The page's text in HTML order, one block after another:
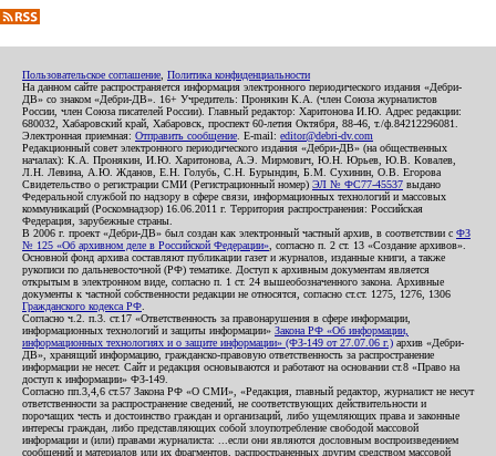
Пользовательское соглашение Политика конфиденциальности
На данном сайте распространяется информация электронного периодического издания «Дебри-
ДВ» со знаком «Дебри-ДВ». 16+ Учредитель: Пронякин К.А. (член Союза журналистов
России, член Союза писателей России). Главный редактор: Харитонова И.Ю. Адрес редакции:
680032, Хабаровский край, Хабаровск, проспект 60-летия Октября, 88-46, т./ф.84212296081.
Электронная приемная: Отправить сообщение . E-mail: editor@debri-dv.com
Редакционный совет электронного периодического издания «Дебри-ДВ» (на общественных
началах): К.А. Пронякин, И.Ю. Харитонова, А.Э. Мирмович, Ю.Н. Юрьев, Ю.В. Ковалев,
Л.Н. Левина, А.Ю. Жданов, Е.Н. Голубь, С.Н. Бурындин, Б.М. Сухинин, О.В. Егорова
Свидетельство о регистрации СМИ (Регистрационный номер) ЭЛ № ФС77-45537 выдано
Федеральной службой по надзору в сфере связи, информационных технологий и массовых
коммуникаций (Роскомнадзор) 16.06.2011 г. Территория распространения: Российская
Федерация, зарубежные страны.
В 2006 г. проект «Дебри-ДВ» был создан как электронный частный архив, в соответствии с ФЗ
№ 125 «Об архивном деле в Российской Федерации» , согласно п. 2 ст. 13 «Создание архивов».
Основной фонд архива составляют публикации газет и журналов, изданные книги, а также
рукописи по дальневосточной (РФ) тематике. Доступ к архивным документам является
открытым в электронном виде, согласно п. 1 ст. 24 вышеобозначенного закона. Архивные
документы к частной собственности редакции не относятся, согласно ст.ст. 1275, 1276, 1306
Гражданского кодекса РФ
Согласно ч.2. п.3. ст.17 «Ответственность за правонарушения в сфере информации,
информационных технологий и защиты информации» Закона РФ «Об информации,
информационных технологиях и о защите информации» (ФЗ-149 от 27.07.06 г.) архив «Дебри-
ДВ», хранящий информацию, гражданско-правовую ответственность за распространение
информации не несет. Сайт и редакция основываются и работают на основании ст.8 «Право на
доступ к информации» ФЗ-149.
Согласно пп.3,4,6 ст.57 Закона РФ «О СМИ», «Редакция, главный редактор, журналист не несут
ответственности за распространение сведений, не соответствующих действительности и
порочащих честь и достоинство граждан и организаций, либо ущемляющих права и законные
интересы граждан, либо представляющих собой злоупотребление свободой массовой
информации и (или) правами журналиста: ...если они являются дословным воспроизведением
сообщений и материалов или их фрагментов, распространенных другим средством массовой